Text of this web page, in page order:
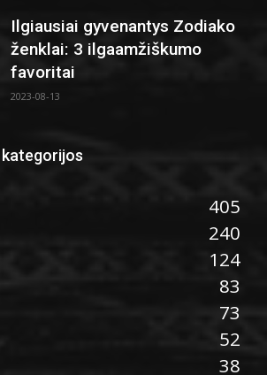
Ilgiausiai gyvenantys Zodiako
ženklai: 3 ilgaamžiškumo
favoritai
2023-08-13
405
240
124
83
73
52
38